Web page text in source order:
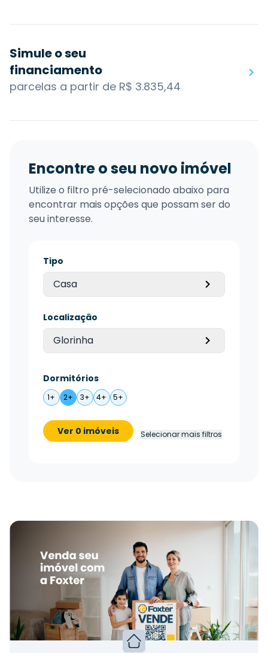
Simule o seu
financiamento
parcelas a partir de R$ 3.835,44
Encontre o seu novo imóvel
Utilize o filtro pré-selecionado abaixo para
encontrar mais opções que possam ser do
seu interesse.
Tipo
Casa
Localização
Glorinha
Dormitórios
1+ 2+ 3+ 4+ 5+
Ver 0 imóveis Selecionar mais filtros